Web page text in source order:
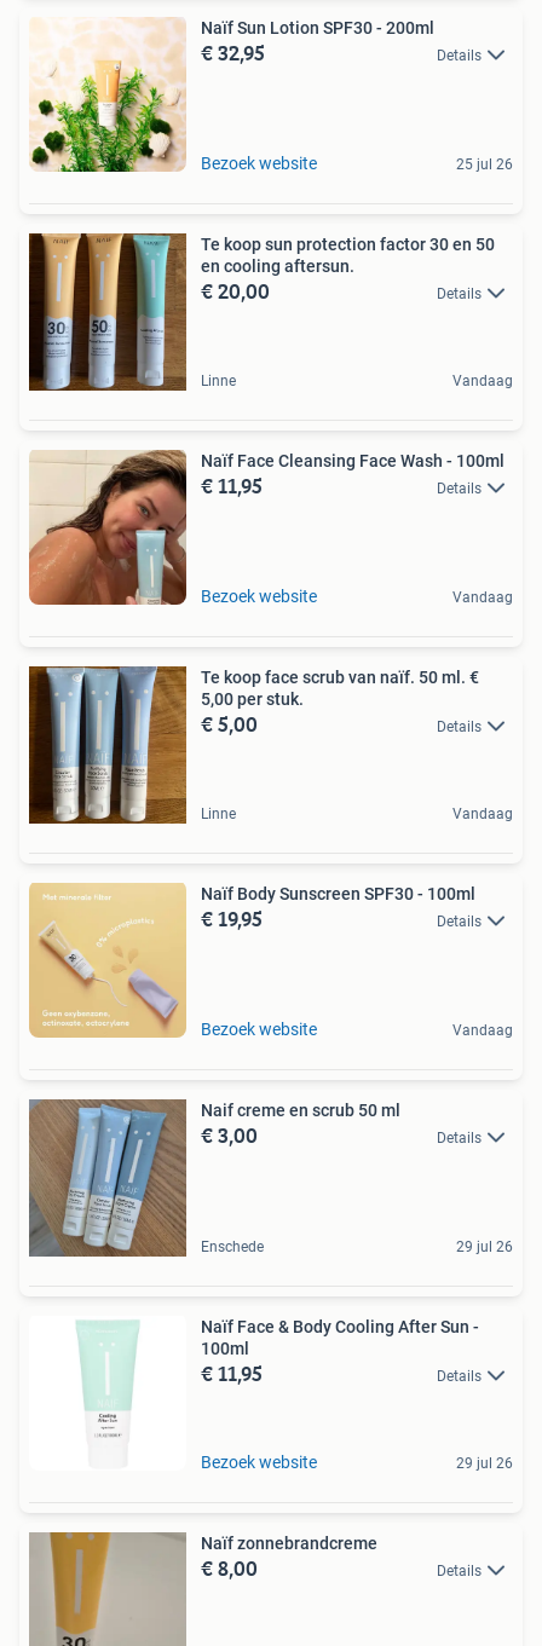
Naïf Sun Lotion SPF30 - 200ml
€ 32,95 Details
Bezoek website 25 jul 26
Te koop sun protection factor 30 en 50
en cooling aftersun.
€ 20,00 Details
Linne Vandaag
Naïf Face Cleansing Face Wash - 100ml
€ 11,95 Details
Bezoek website Vandaag
Te koop face scrub van naïf. 50 ml. €
5,00 per stuk.
€ 5,00 Details
Linne Vandaag
Naïf Body Sunscreen SPF30 - 100ml
€ 19,95 Details
Bezoek website Vandaag
Naif creme en scrub 50 ml
€ 3,00 Details
Enschede 29 jul 26
Naïf Face & Body Cooling After Sun -
100ml
€ 11,95 Details
Bezoek website 29 jul 26
Naïf zonnebrandcreme
€ 8,00 Details